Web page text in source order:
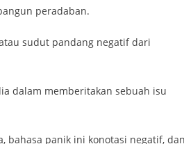
peradaban.
sudut pandang negatif dari
dalam memberitakan sebuah isu
bahasa panik ini konotasi negatif,